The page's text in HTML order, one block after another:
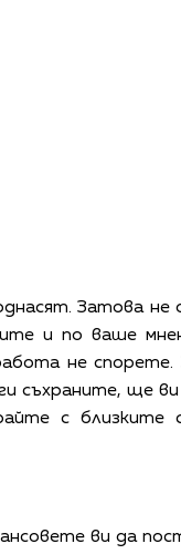
Затова не
и по ваше
не спорете.
съхраните, ще
с близките
ви да